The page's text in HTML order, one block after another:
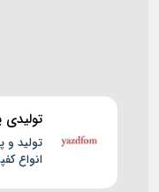
تولیدی
تولید
انواع